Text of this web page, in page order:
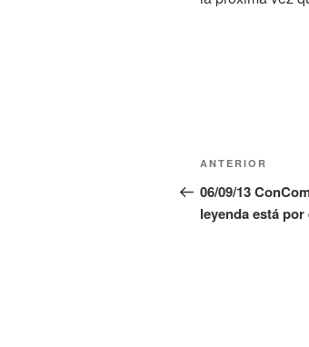
Navegación
de
entradas
Entrada
anterior:
ANTERIOR
06/09/13
leyenda está